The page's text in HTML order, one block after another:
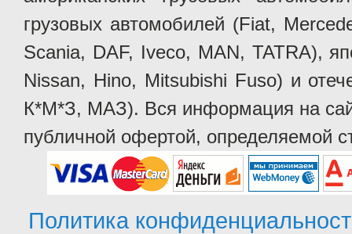
грузовых автомобилей (Fiat,
Scania, DAF, Iveco, MAN, TATRA),
Nissan, Hino, Mitsubishi Fuso) и
К*М*З, МАЗ). Вся информация на
публичной офертой, определяемой
Политика